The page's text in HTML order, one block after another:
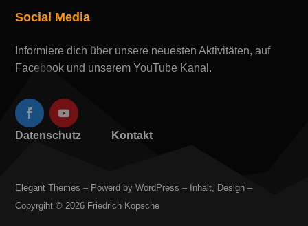
Social Media
Informiere dich über unsere neuesten Aktivitäten, auf
Facebook und unserem YouTube Kanal.
Datenschutz Kontakt
Elegant Themes – Powerd by WordPress – Inhalt, Design –
Copyrgiht © 2026 Friedrich Kopsche